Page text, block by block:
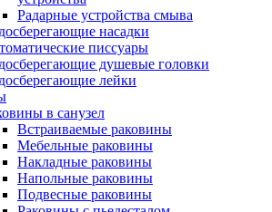
Радарные устройства смыва
насадки
писсуары
душевые головки
лейки
в санузел
Встраиваемые раковины
Мебельные раковины
Накладные раковины
Напольные раковины
Подвесные раковины